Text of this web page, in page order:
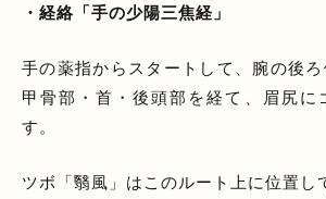
・経絡「手の少陽三焦経」
手の薬指からスタートして、腕の後
甲骨部・首・後頭部を経て、眉尻に
す。
ツボ「翳風」はこのルート上に位置し